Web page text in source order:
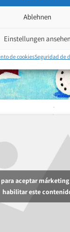
Ablehnen
Einstellungen ansehen
de cookiesSeguridad de
para aceptar
habilitar este